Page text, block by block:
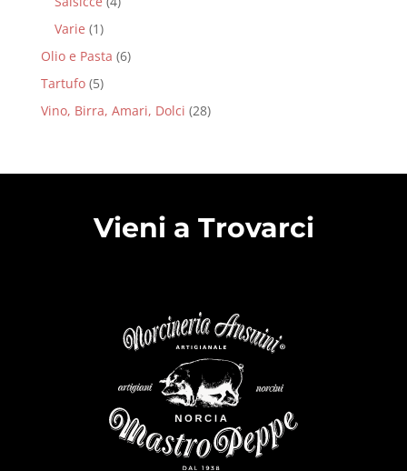
Varie (1)
Olio e Pasta (6)
Tartufo (5)
Vino, Birra, Amari, Dolci (28)
Vieni a Trovarci